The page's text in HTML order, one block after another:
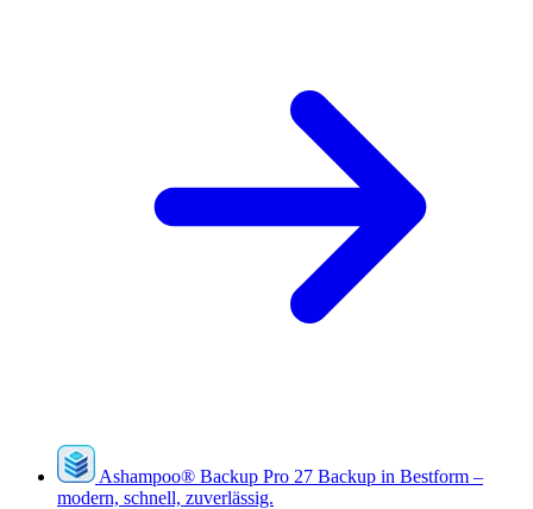
Ashampoo® Backup Pro 27 Backup in Bestform –
modern, schnell, zuverlässig.